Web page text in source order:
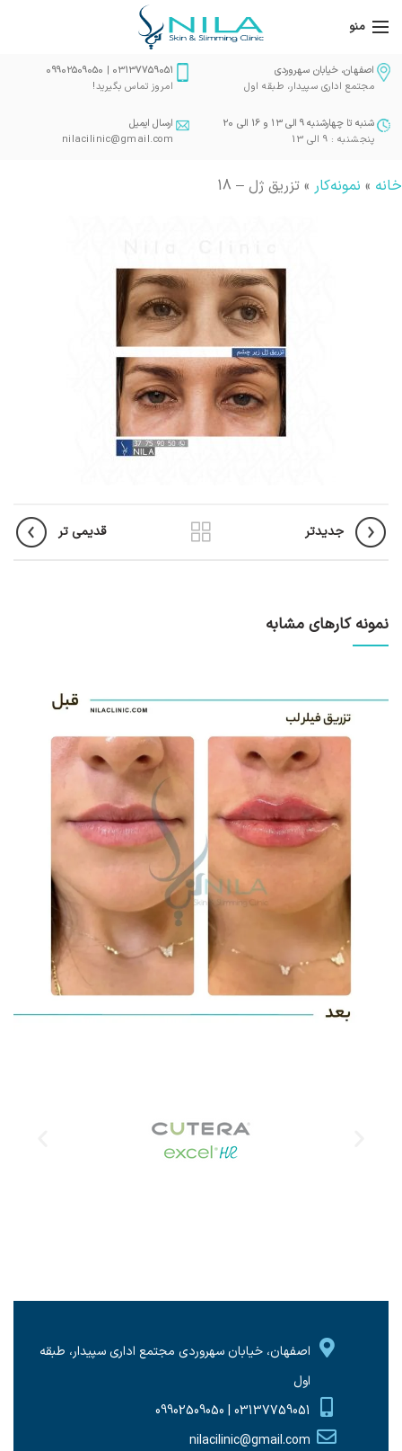
منو
اصفهان، خیابان سهروردی
مجتمع اداری سپیدار، طبقه اول
03137759051 | 09902509050
امروز تماس بگیرید!
شنبه تا چهارشنبه 9 الی 13 و 16 الی 20
پنجشنبه : 9 الی 13
ارسال ایمیل
nilacilinic@gmail.com
خانه » نمونه‌کار » تزریق ژل – 18
جدیدتر قدیمی تر
نمونه کارهای مشابه
اصفهان، خیابان سهروردی مجتمع اداری سپیدار، طبقه
اول
03137759051 | 09902509050
nilacilinic@gmail.com